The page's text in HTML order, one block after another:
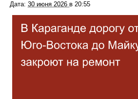
Дата: 30 июня 2026 в 20:55